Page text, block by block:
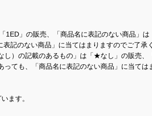
」の販売、「商品名に表記のない商品」
記のない商品」に当てはまりますのでご了承
）の記載のあるもの」は「★なし」の販売
ても、「商品名に表記のない商品」に当ては
ます。